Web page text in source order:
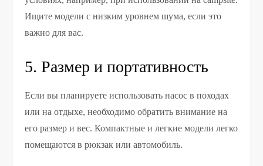
Ищите модели с низким уровнем шума, если это
важно для вас.
5. Размер и портативность
Если вы планируете использовать насос в походах
или на отдыхе, необходимо обратить внимание на
его размер и вес. Компактные и легкие модели легко
помещаются в рюкзак или автомобиль.